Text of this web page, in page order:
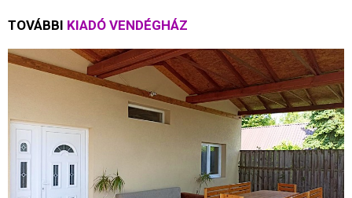
TOVÁBBI KIADÓ VENDÉGHÁZ